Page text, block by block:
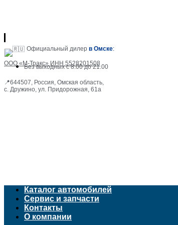
Официальный дилер в Омске:
ООО «М-Тракс» ИНН 5528201508
Без выходных с 8.00 до 21.00
📍644507, Россия, Омская область​,
с. Дружино, ул. Придорожная, 61а
Каталог автомобилей
Сервис и запчасти
Контакты
О компании